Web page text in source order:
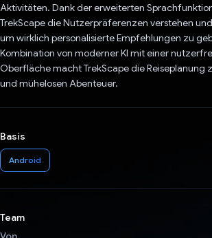
Aktivitäten. Dank der erweiterten
TrekScape die Nutzerpräferenzen verstehen
um wirklich personalisierte Empfehlungen zu
Kombination von moderner KI mit einer
Oberfläche macht TrekScape die Reiseplanung
und mühelosen Abenteuer.
Basis
Android
Team